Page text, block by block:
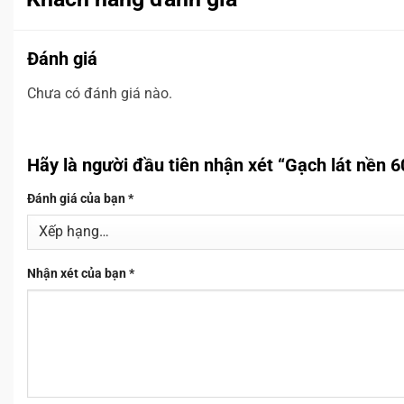
Đánh giá
Chưa có đánh giá nào.
Hãy là người đầu tiên nhận xét “Gạch lát nền
Đánh giá của bạn*
Nhận xét của bạn*